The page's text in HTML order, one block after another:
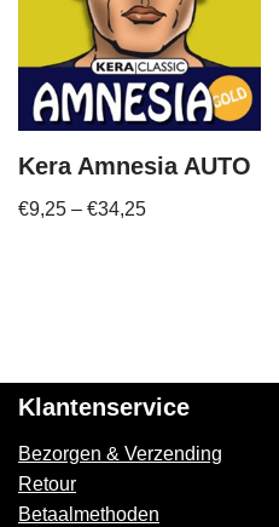
Kera Amnesia AUTO
€9,25 – €34,25
Klantenservice
Bezorgen & Verzending
Retour
Betaalmethoden